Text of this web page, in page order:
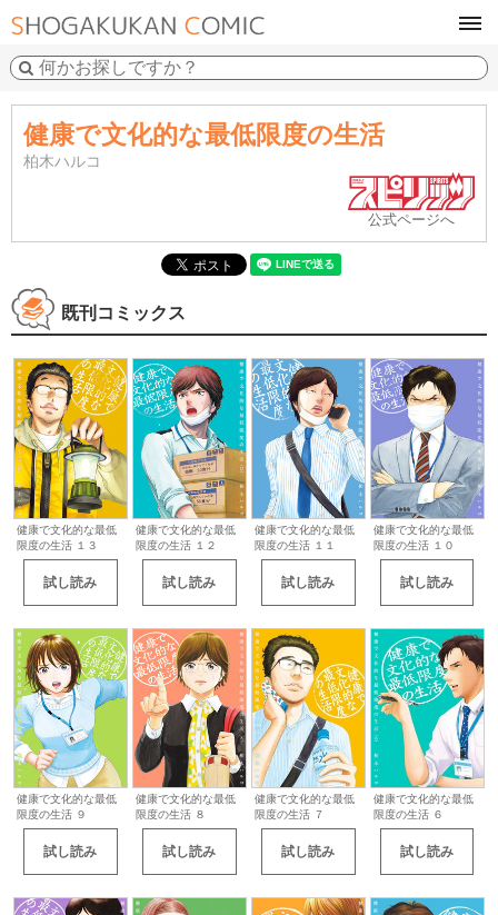
健康で文化的な最低限度の生活
柏木ハルコ
公式ページへ
既刊コミックス
健康で文化的な最低
限度の生活 １３
試し読み
健康で文化的な最低
限度の生活 １２
試し読み
健康で文化的な最低
限度の生活 １１
試し読み
健康で文化的な最低
限度の生活 １０
試し読み
健康で文化的な最低
限度の生活 ９
試し読み
健康で文化的な最低
限度の生活 ８
試し読み
健康で文化的な最低
限度の生活 ７
試し読み
健康で文化的な最低
限度の生活 ６
試し読み